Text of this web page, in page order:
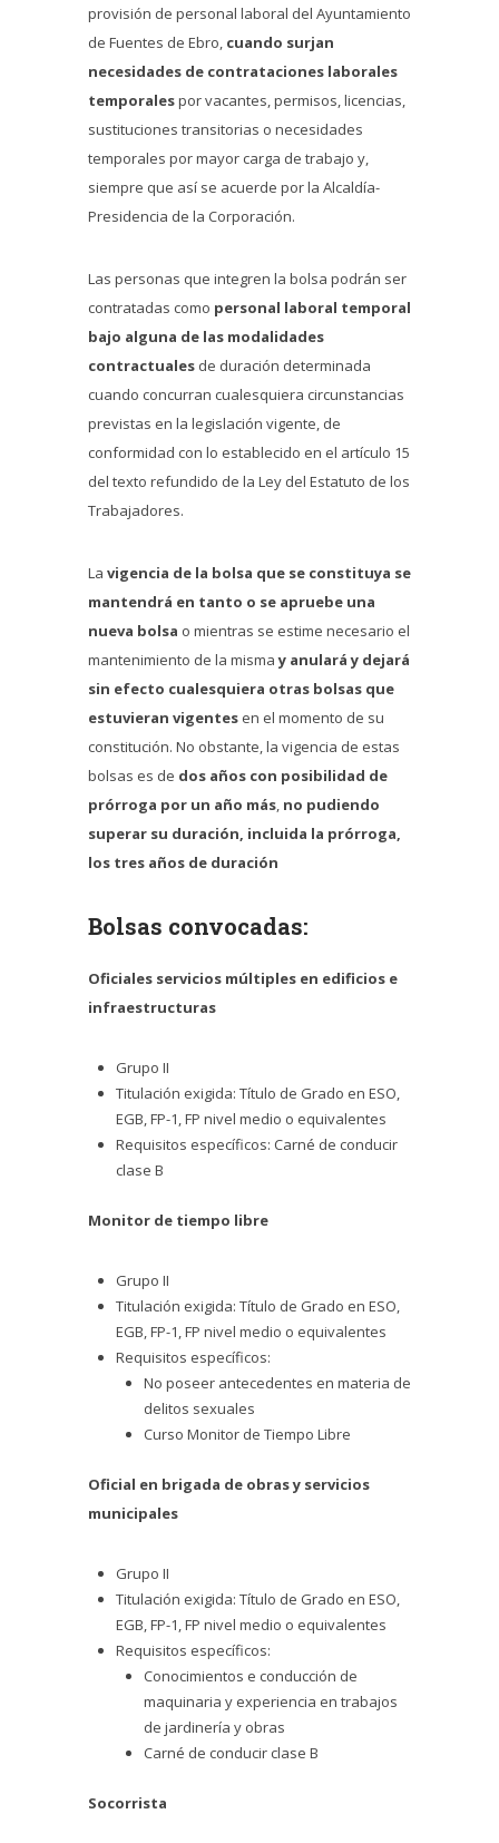
provisión de personal laboral del Ayuntamiento
de Fuentes de Ebro, cuando surjan
necesidades de contrataciones laborales
temporalespor vacantes, permisos, licencias,
sustituciones transitorias o necesidades
temporales por mayor carga de trabajo y,
siempre que así se acuerde por la Alcaldía-
Presidencia de la Corporación.
Las personas que integren la bolsa podrán ser
contratadas como personal laboral temporal
bajo alguna de las modalidades
contractuales de duración determinada
cuando concurran cualesquiera circunstancias
previstas en la legislación vigente, de
conformidad con lo establecido en el artículo 15
del texto refundido de la Ley del Estatuto de los
Trabajadores.
La vigencia de la bolsa que se constituya se
mantendrá en tanto o se apruebe una
nueva bolsa o mientras se estime necesario el
mantenimiento de la mismay anulará y dejará
sin efecto cualesquiera otras bolsas que
estuvieran vigentes en el momento de su
constitución. No obstante, la vigencia de estas
bolsas es de dos años con posibilidad de
prórroga por un año más, no pudiendo
superar su duración, incluida la prórroga,
los tres años de duración
Bolsas convocadas:
Oficiales servicios múltiples en edificios e
infraestructuras
Grupo II
Titulación exigida: Título de Grado en ESO,
EGB, FP-1, FP nivel medio o equivalentes
Requisitos específicos: Carné de conducir
clase B
Monitor de tiempo libre
Grupo II
Titulación exigida: Título de Grado en ESO,
EGB, FP-1, FP nivel medio o equivalentes
Requisitos específicos:
No poseer antecedentes en materia de
delitos sexuales
Curso Monitor de Tiempo Libre
Oficial en brigada de obras y servicios
municipales
Grupo II
Titulación exigida: Título de Grado en ESO,
EGB, FP-1, FP nivel medio o equivalentes
Requisitos específicos:
Conocimientos e conducción de
maquinaria y experiencia en trabajos
de jardinería y obras
Carné de conducir clase B
Socorrista